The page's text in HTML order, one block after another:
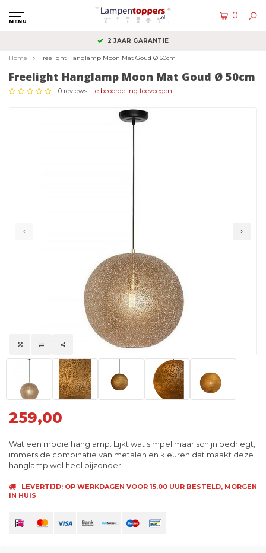
MENU
0
2 JAAR GARANTIE
Home Freelight Hanglamp Moon Mat Goud Ø 50cm
Freelight Hanglamp Moon Mat Goud Ø 50cm
0 reviews - je beoordeling toevoegen
259,00
Wat een mooie hanglamp. Lijkt wat simpel maar schijn bedriegt,
immers de combinatie van metalen en kleuren dat maakt deze
hanglamp wel heel bijzonder.
LEVERTIJD: OP WERKDAGEN VOOR 15.00 UUR BESTELD, MORGEN
IN HUIS